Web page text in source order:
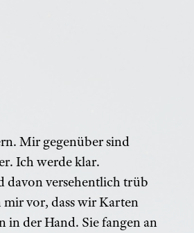
Mir gegenüber sind
Ich werde klar.
davon versehentlich trüb
vor, dass wir Karten
der Hand. Sie fangen an